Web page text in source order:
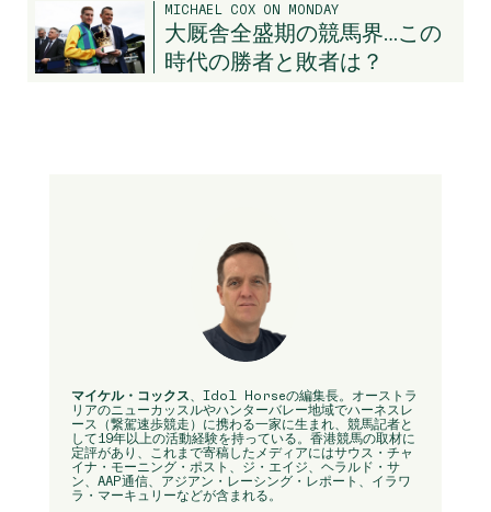
MICHAEL COX ON MONDAY
大厩舎全盛期の競馬界…この
時代の勝者と敗者は？
マイケル・コックス 、Idol Horseの編集長。オーストラ
リアのニューカッスルやハンターバレー地域でハーネスレ
ース（繋駕速歩競走）に携わる一家に生まれ、競馬記者と
して19年以上の活動経験を持っている。香港競馬の取材に
定評があり、これまで寄稿したメディアにはサウス・チャ
イナ・モーニング・ポスト、ジ・エイジ、ヘラルド・サ
ン、AAP通信、アジアン・レーシング・レポート、イラワ
ラ・マーキュリーなどが含まれる。